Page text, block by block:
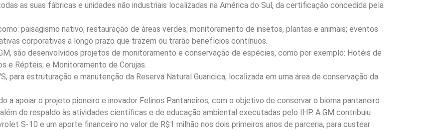
as suas fábricas e unidades não industriais localizadas na América do Sul, da certificação concedida pela
paisagismo nativo; restauração de áreas verdes; monitoramento de insetos, plantas e animais; eventos
corporativas a longo prazo que trazem ou trarão benefícios contínuos.
são desenvolvidos projetos de monitoramento e conservação de espécies, como por exemplo: Hotéis de
e Répteis; e Monitoramento de Corujas.
para estruturação e manutenção da Reserva Natural Guaricica, localizada em uma área de conservação da
a apoiar o projeto pioneiro e inovador Felinos Pantaneiros, com o objetivo de conservar o bioma pantaneiro
do respaldo às atividades científicas e de educação ambiental executadas pelo IHP. A GM contribuiu
S-10 e um aporte financeiro no valor de R$1 milhão nos dois primeiros anos de parceria, para custear